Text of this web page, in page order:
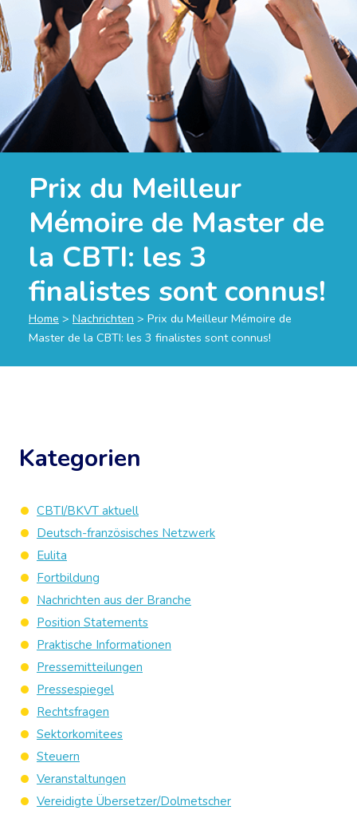
Prix du Meilleur
Mémoire de Master de
la CBTI: les 3
finalistes sont connus!
Home > Nachrichten > Prix du Meilleur Mémoire de
Master de la CBTI: les 3 finalistes sont connus!
Kategorien
CBTI/BKVT aktuell
Deutsch-französisches Netzwerk
Eulita
Fortbildung
Nachrichten aus der Branche
Position Statements
Praktische Informationen
Pressemitteilungen
Pressespiegel
Rechtsfragen
Sektorkomitees
Steuern
Veranstaltungen
Vereidigte Übersetzer/Dolmetscher